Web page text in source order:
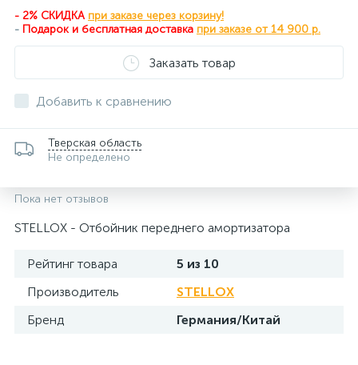
- 2% СКИДКА при заказе через корзину!
- Подарок и бесплатная доставка при заказе от 14 900 р.
Заказать товар
Добавить к сравнению
Тверская область
Не определено
Пока нет отзывов
STELLOX - Отбойник переднего амортизатора
Рейтинг товара
5 из 10
Производитель
STELLOX
Бренд
Германия/Китай